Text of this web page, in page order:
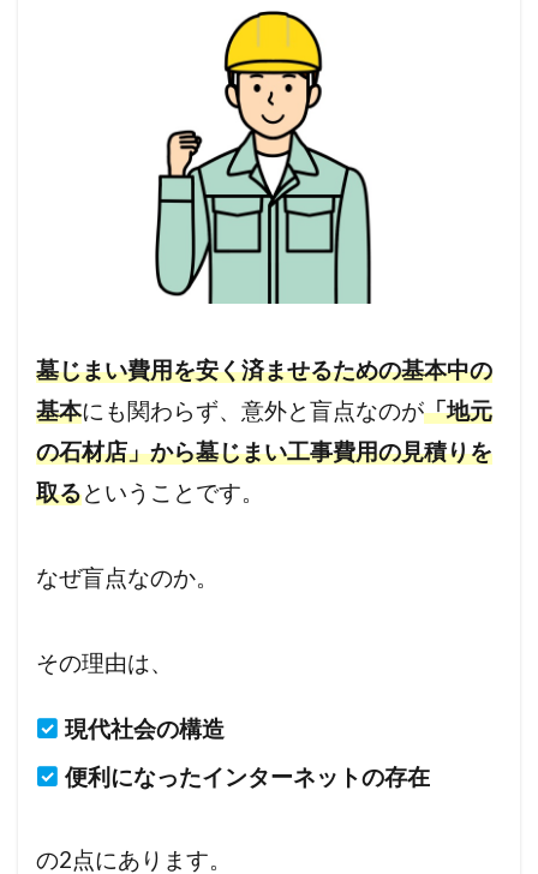
墓じまい費用を安く済ませるための基本中の
基本にも関わらず、意外と盲点なのが「地元
の石材店」から墓じまい工事費用の見積りを
取るということです。
なぜ盲点なのか。
その理由は、
現代社会の構造
便利になったインターネットの存在
の2点にあります。